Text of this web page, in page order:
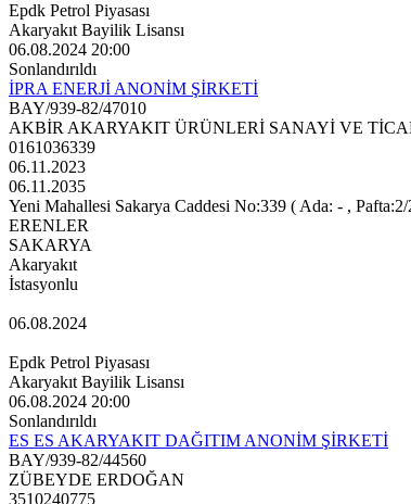
Epdk Petrol Piyasası
Akaryakıt Bayilik Lisansı
06.08.2024 20:00
Sonlandırıldı
İPRA ENERJİ ANONİM ŞİRKETİ
BAY/939-82/47010
AKBİR AKARYAKIT ÜRÜNLERİ SANAYİ VE
0161036339
06.11.2023
06.11.2035
Yeni Mahallesi Sakarya Caddesi No:339 ( Ada: - ,
ERENLER
SAKARYA
Akaryakıt
İstasyonlu
06.08.2024
Epdk Petrol Piyasası
Akaryakıt Bayilik Lisansı
06.08.2024 20:00
Sonlandırıldı
ES ES AKARYAKIT DAĞITIM ANONİM ŞİRKETİ
BAY/939-82/44560
ZÜBEYDE ERDOĞAN
3510240775